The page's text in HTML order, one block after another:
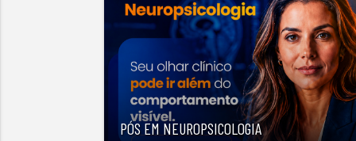
PÓS EM NEUROPSICOLOGIA